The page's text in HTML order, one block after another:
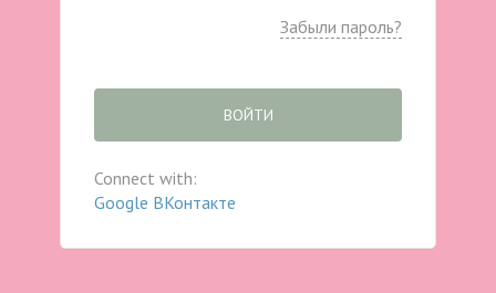
Забыли пароль?
ВОЙТИ
Connect with:
Google ВКонтакте